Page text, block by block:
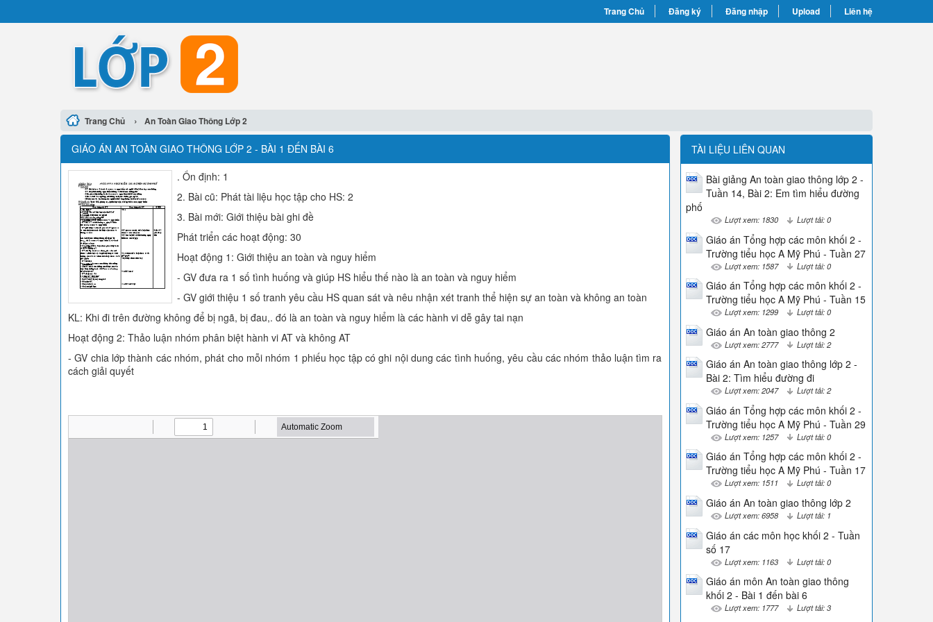
Trang Chủ Đăng ký Đăng nhập Upload Liên hệ
Trang Chủ › An Toàn Giao Thông Lớp 2
GIÁO ÁN AN TOÀN GIAO THÔNG LỚP 2 - BÀI 1 ĐẾN BÀI 6
. Ổn định: 1
2. Bài cũ: Phát tài liệu học tập cho HS: 2
3. Bài mới: Giới thiệu bài ghi đề
Phát triển các hoạt động: 30
Hoạt động 1: Giới thiệu an toàn và nguy hiểm
- GV đưa ra 1 số tình huống và giúp HS hiểu thế nào là an toàn và nguy hiểm
- GV giới thiệu 1 số tranh yêu cầu HS quan sát và nêu nhận xét tranh thể hiện sự an toàn và không an toàn
KL: Khi đi trên đường không để bị ngã, bị đau,. đó là an toàn và nguy hiểm là các hành vi dễ gây tai nạn
Hoạt động 2: Thảo luận nhóm phân biệt hành vi AT và không AT
- GV chia lớp thành các nhóm, phát cho mỗi nhóm 1 phiếu học tập có ghi nội dung các tình huống, yêu cầu các nhóm thảo luận tìm ra
cách giải quyết
TÀI LIỆU LIÊN QUAN
Bài giảng An toàn giao thông lớp 2 -
Tuần 14, Bài 2: Em tìm hiểu đường
phố
Lượt xem: 1830 Lượt tải: 0
Giáo án Tổng hợp các môn khối 2 -
Trường tiểu học A Mỹ Phú - Tuần 27
Lượt xem: 1587 Lượt tải: 0
Giáo án Tổng hợp các môn khối 2 -
Trường tiểu học A Mỹ Phú - Tuần 15
Lượt xem: 1299 Lượt tải: 0
Giáo án An toàn giao thông 2
Lượt xem: 2777 Lượt tải: 2
Giáo án An toàn giao thông lớp 2 -
Bài 2: Tìm hiểu đường đi
Lượt xem: 2047 Lượt tải: 2
Giáo án Tổng hợp các môn khối 2 -
Trường tiểu học A Mỹ Phú - Tuần 29
Lượt xem: 1257 Lượt tải: 0
Giáo án Tổng hợp các môn khối 2 -
Trường tiểu học A Mỹ Phú - Tuần 17
Lượt xem: 1511 Lượt tải: 0
Giáo án An toàn giao thông lớp 2
Lượt xem: 6958 Lượt tải: 1
Giáo án các môn học khối 2 - Tuần
số 17
Lượt xem: 1163 Lượt tải: 0
Giáo án môn An toàn giao thông
khối 2 - Bài 1 đến bài 6
Lượt xem: 1777 Lượt tải: 3